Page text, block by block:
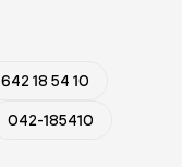
18 54 10
042-185410